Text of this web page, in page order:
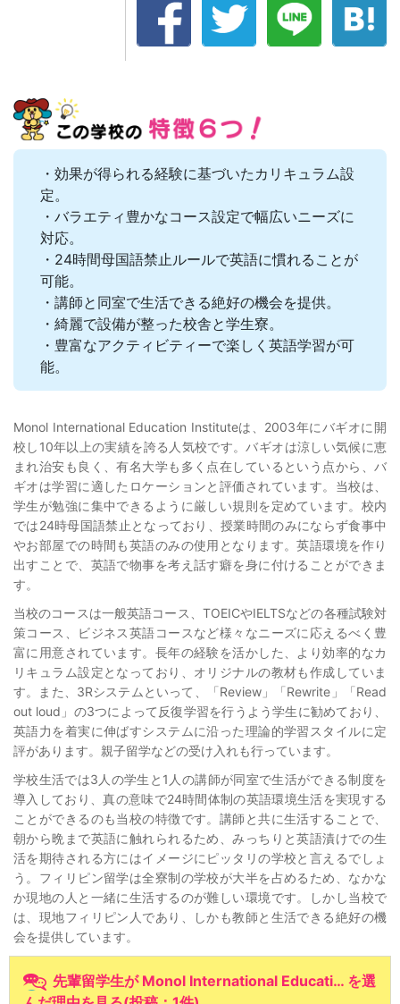
・効果が得られる経験に基づいたカリキュラム設
定。
・バラエティ豊かなコース設定で幅広いニーズに
対応。
・24時間母国語禁止ルールで英語に慣れることが
可能。
・講師と同室で生活できる絶好の機会を提供。
・綺麗で設備が整った校舎と学生寮。
・豊富なアクティビティーで楽しく英語学習が可
能。
Monol International Education Instituteは、2003年にバギオに開
校し10年以上の実績を誇る人気校です。バギオは涼しい気候に恵
まれ治安も良く、有名大学も多く点在しているという点から、バ
ギオは学習に適したロケーションと評価されています。当校は、
学生が勉強に集中できるように厳しい規則を定めています。校内
では24時母国語禁止となっており、授業時間のみにならず食事中
やお部屋での時間も英語のみの使用となります。英語環境を作り
出すことで、英語で物事を考え話す癖を身に付けることができま
す。
当校のコースは一般英語コース、TOEICやIELTSなどの各種試験対
策コース、ビジネス英語コースなど様々なニーズに応えるべく豊
富に用意されています。長年の経験を活かした、より効率的なカ
リキュラム設定となっており、オリジナルの教材も作成していま
す。また、3Rシステムといって、「Review」「Rewrite」「Read
out loud」の3つによって反復学習を行うよう学生に勧めており、
英語力を着実に伸ばすシステムに沿った理論的学習スタイルに定
評があります。親子留学などの受け入れも行っています。
学校生活では3人の学生と1人の講師が同室で生活ができる制度を
導入しており、真の意味で24時間体制の英語環境生活を実現する
ことができるのも当校の特徴です。講師と共に生活することで、
朝から晩まで英語に触れられるため、みっちりと英語漬けでの生
活を期待される方にはイメージにピッタリの学校と言えるでしょ
う。フィリピン留学は全寮制の学校が大半を占めるため、なかな
か現地の人と一緒に生活するのが難しい環境です。しかし当校で
は、現地フィリピン人であり、しかも教師と生活できる絶好の機
会を提供しています。
先輩留学生が Monol International Educati… を選